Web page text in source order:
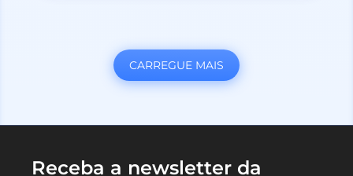
CARREGUE MAIS
Receba a newsletter da